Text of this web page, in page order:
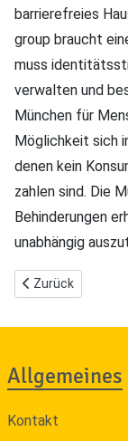
barrierefreies
group braucht
muss
verwalten und
München für
Möglichkeit sich
denen kein
zahlen sind. Die
Behinderungen
unabhängig
Vorheriger
Zurück
Allgemeines
Kontakt